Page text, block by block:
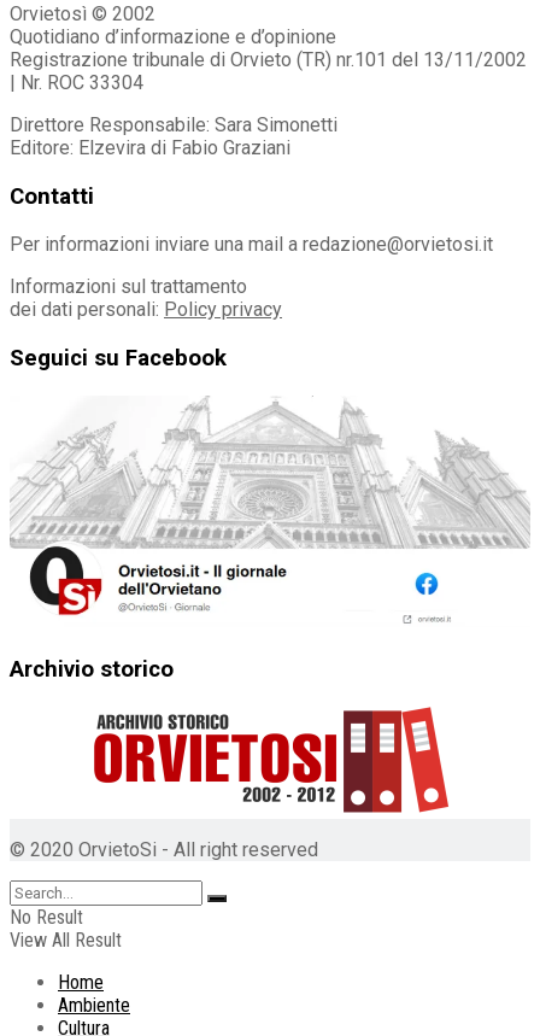
Orvietosì © 2002
Quotidiano d’informazione e d’opinione
Registrazione tribunale di Orvieto (TR) nr.101 del 13/11/2002
| Nr. ROC 33304
Direttore Responsabile: Sara Simonetti
Editore: Elzevira di Fabio Graziani
Contatti
Per informazioni inviare una mail a redazione@orvietosi.it
Informazioni sul trattamento
dei dati personali: Policy privacy
Seguici su Facebook
Archivio storico
© 2020 OrvietoSi - All right reserved
No Result
View All Result
Home
Ambiente
Cultura